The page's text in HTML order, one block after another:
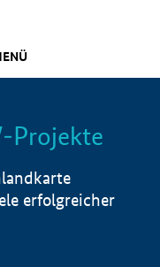
Info
Projekte
erfolgreicher